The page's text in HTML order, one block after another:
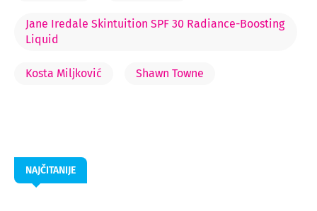
Jane Iredale Skintuition SPF 30 Radiance-Boosting
Liquid
Kosta Miljković Shawn Towne
NAJČITANIJE